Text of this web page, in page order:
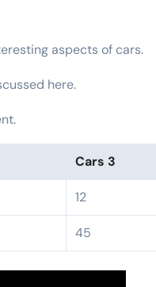
aspects of cars.
here.
Cars 3
12
45